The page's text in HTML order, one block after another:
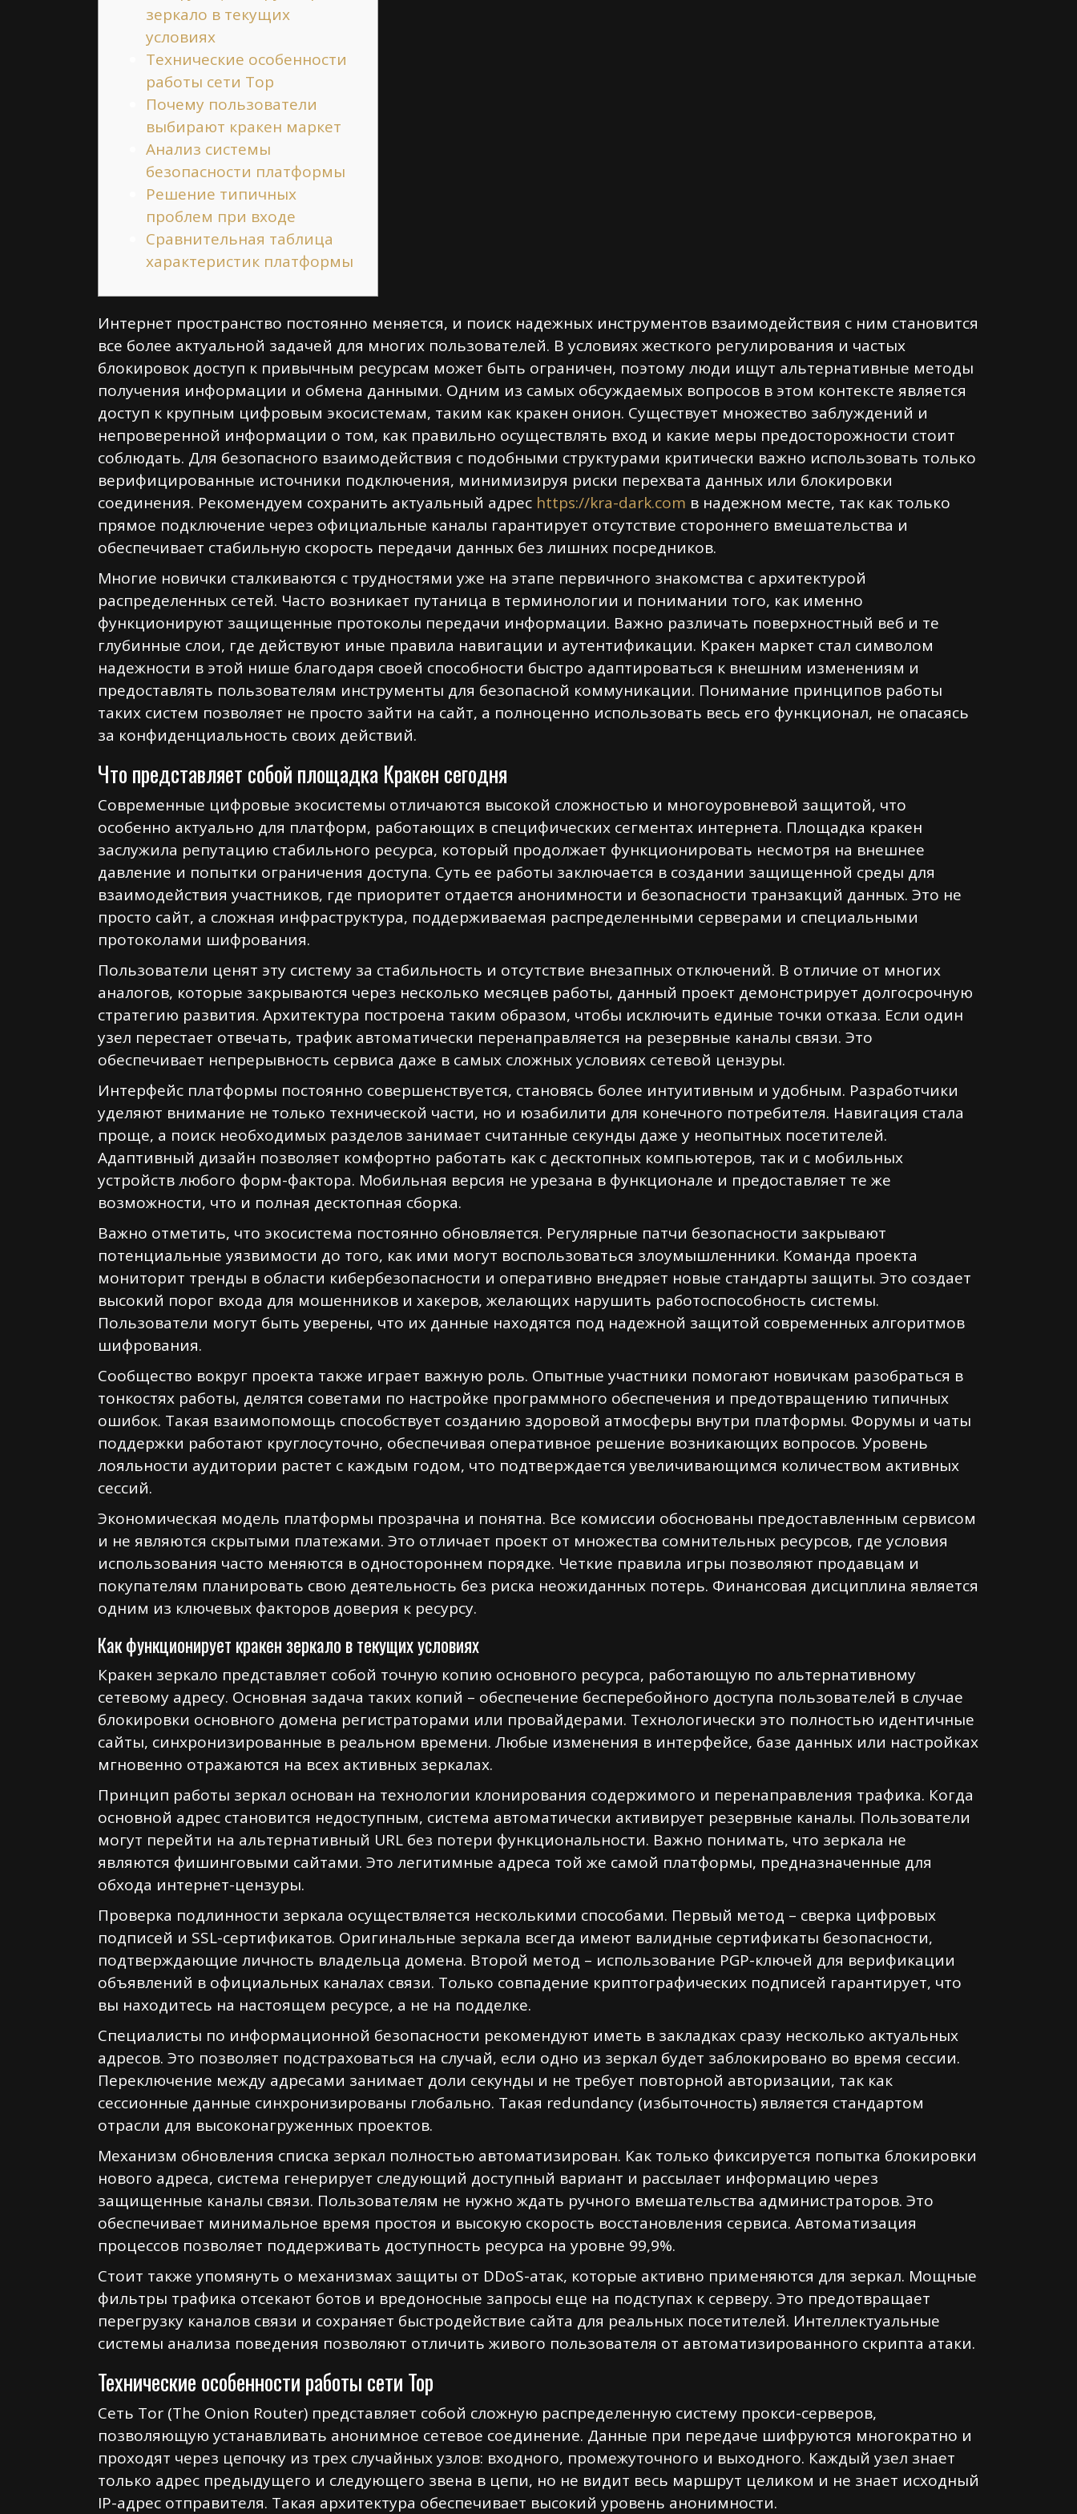
зеркало в текущих
условиях
Технические особенности
работы сети Тор
Почему пользователи
выбирают кракен маркет
Анализ системы
безопасности платформы
Решение типичных
проблем при входе
Сравнительная таблица
характеристик платформы
Интернет пространство постоянно меняется, и поиск надежных инструментов взаимодействия с ним становится
все более актуальной задачей для многих пользователей. В условиях жесткого регулирования и частых
блокировок доступ к привычным ресурсам может быть ограничен, поэтому люди ищут альтернативные методы
получения информации и обмена данными. Одним из самых обсуждаемых вопросов в этом контексте является
доступ к крупным цифровым экосистемам, таким как кракен онион. Существует множество заблуждений и
непроверенной информации о том, как правильно осуществлять вход и какие меры предосторожности стоит
соблюдать. Для безопасного взаимодействия с подобными структурами критически важно использовать только
верифицированные источники подключения, минимизируя риски перехвата данных или блокировки
соединения. Рекомендуем сохранить актуальный адрес https://kra-dark.com в надежном месте, так как только
прямое подключение через официальные каналы гарантирует отсутствие стороннего вмешательства и
обеспечивает стабильную скорость передачи данных без лишних посредников.
Многие новички сталкиваются с трудностями уже на этапе первичного знакомства с архитектурой
распределенных сетей. Часто возникает путаница в терминологии и понимании того, как именно
функционируют защищенные протоколы передачи информации. Важно различать поверхностный веб и те
глубинные слои, где действуют иные правила навигации и аутентификации. Кракен маркет стал символом
надежности в этой нише благодаря своей способности быстро адаптироваться к внешним изменениям и
предоставлять пользователям инструменты для безопасной коммуникации. Понимание принципов работы
таких систем позволяет не просто зайти на сайт, а полноценно использовать весь его функционал, не опасаясь
за конфиденциальность своих действий.
Что представляет собой площадка Кракен сегодня
Современные цифровые экосистемы отличаются высокой сложностью и многоуровневой защитой, что
особенно актуально для платформ, работающих в специфических сегментах интернета. Площадка кракен
заслужила репутацию стабильного ресурса, который продолжает функционировать несмотря на внешнее
давление и попытки ограничения доступа. Суть ее работы заключается в создании защищенной среды для
взаимодействия участников, где приоритет отдается анонимности и безопасности транзакций данных. Это не
просто сайт, а сложная инфраструктура, поддерживаемая распределенными серверами и специальными
протоколами шифрования.
Пользователи ценят эту систему за стабильность и отсутствие внезапных отключений. В отличие от многих
аналогов, которые закрываются через несколько месяцев работы, данный проект демонстрирует долгосрочную
стратегию развития. Архитектура построена таким образом, чтобы исключить единые точки отказа. Если один
узел перестает отвечать, трафик автоматически перенаправляется на резервные каналы связи. Это
обеспечивает непрерывность сервиса даже в самых сложных условиях сетевой цензуры.
Интерфейс платформы постоянно совершенствуется, становясь более интуитивным и удобным. Разработчики
уделяют внимание не только технической части, но и юзабилити для конечного потребителя. Навигация стала
проще, а поиск необходимых разделов занимает считанные секунды даже у неопытных посетителей.
Адаптивный дизайн позволяет комфортно работать как с десктопных компьютеров, так и с мобильных
устройств любого форм-фактора. Мобильная версия не урезана в функционале и предоставляет те же
возможности, что и полная десктопная сборка.
Важно отметить, что экосистема постоянно обновляется. Регулярные патчи безопасности закрывают
потенциальные уязвимости до того, как ими могут воспользоваться злоумышленники. Команда проекта
мониторит тренды в области кибербезопасности и оперативно внедряет новые стандарты защиты. Это создает
высокий порог входа для мошенников и хакеров, желающих нарушить работоспособность системы.
Пользователи могут быть уверены, что их данные находятся под надежной защитой современных алгоритмов
шифрования.
Сообщество вокруг проекта также играет важную роль. Опытные участники помогают новичкам разобраться в
тонкостях работы, делятся советами по настройке программного обеспечения и предотвращению типичных
ошибок. Такая взаимопомощь способствует созданию здоровой атмосферы внутри платформы. Форумы и чаты
поддержки работают круглосуточно, обеспечивая оперативное решение возникающих вопросов. Уровень
лояльности аудитории растет с каждым годом, что подтверждается увеличивающимся количеством активных
сессий.
Экономическая модель платформы прозрачна и понятна. Все комиссии обоснованы предоставленным сервисом
и не являются скрытыми платежами. Это отличает проект от множества сомнительных ресурсов, где условия
использования часто меняются в одностороннем порядке. Четкие правила игры позволяют продавцам и
покупателям планировать свою деятельность без риска неожиданных потерь. Финансовая дисциплина является
одним из ключевых факторов доверия к ресурсу.
Как функционирует кракен зеркало в текущих условиях
Кракен зеркало представляет собой точную копию основного ресурса, работающую по альтернативному
сетевому адресу. Основная задача таких копий – обеспечение бесперебойного доступа пользователей в случае
блокировки основного домена регистраторами или провайдерами. Технологически это полностью идентичные
сайты, синхронизированные в реальном времени. Любые изменения в интерфейсе, базе данных или настройках
мгновенно отражаются на всех активных зеркалах.
Принцип работы зеркал основан на технологии клонирования содержимого и перенаправления трафика. Когда
основной адрес становится недоступным, система автоматически активирует резервные каналы. Пользователи
могут перейти на альтернативный URL без потери функциональности. Важно понимать, что зеркала не
являются фишинговыми сайтами. Это легитимные адреса той же самой платформы, предназначенные для
обхода интернет-цензуры.
Проверка подлинности зеркала осуществляется несколькими способами. Первый метод – сверка цифровых
подписей и SSL-сертификатов. Оригинальные зеркала всегда имеют валидные сертификаты безопасности,
подтверждающие личность владельца домена. Второй метод – использование PGP-ключей для верификации
объявлений в официальных каналах связи. Только совпадение криптографических подписей гарантирует, что
вы находитесь на настоящем ресурсе, а не на подделке.
Специалисты по информационной безопасности рекомендуют иметь в закладках сразу несколько актуальных
адресов. Это позволяет подстраховаться на случай, если одно из зеркал будет заблокировано во время сессии.
Переключение между адресами занимает доли секунды и не требует повторной авторизации, так как
сессионные данные синхронизированы глобально. Такая redundancy (избыточность) является стандартом
отрасли для высоконагруженных проектов.
Механизм обновления списка зеркал полностью автоматизирован. Как только фиксируется попытка блокировки
нового адреса, система генерирует следующий доступный вариант и рассылает информацию через
защищенные каналы связи. Пользователям не нужно ждать ручного вмешательства администраторов. Это
обеспечивает минимальное время простоя и высокую скорость восстановления сервиса. Автоматизация
процессов позволяет поддерживать доступность ресурса на уровне 99,9%.
Стоит также упомянуть о механизмах защиты от DDoS-атак, которые активно применяются для зеркал. Мощные
фильтры трафика отсекают ботов и вредоносные запросы еще на подступах к серверу. Это предотвращает
перегрузку каналов связи и сохраняет быстродействие сайта для реальных посетителей. Интеллектуальные
системы анализа поведения позволяют отличить живого пользователя от автоматизированного скрипта атаки.
Технические особенности работы сети Тор
Сеть Tor (The Onion Router) представляет собой сложную распределенную систему прокси-серверов,
позволяющую устанавливать анонимное сетевое соединение. Данные при передаче шифруются многократно и
проходят через цепочку из трех случайных узлов: входного, промежуточного и выходного. Каждый узел знает
только адрес предыдущего и следующего звена в цепи, но не видит весь маршрут целиком и не знает исходный
IP-адрес отправителя. Такая архитектура обеспечивает высокий уровень анонимности.